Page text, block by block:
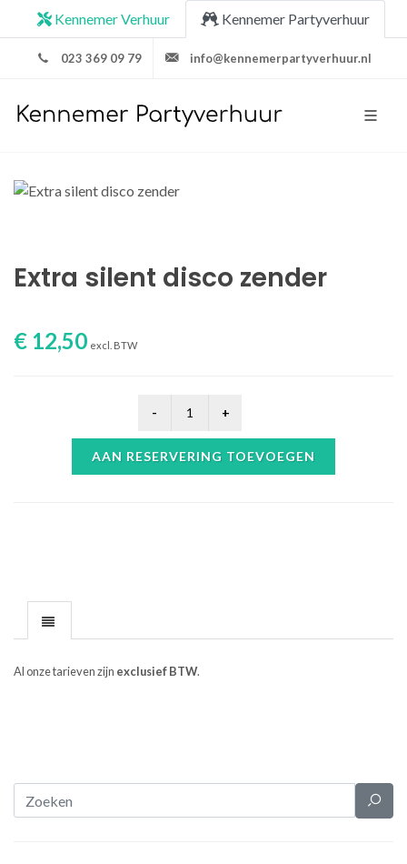
Kennemer Verhuur Kennemer Partyverhuur
023 369 09 79 info@kennemerpartyverhuur.nl
Extra silent disco zender
€ 12,50 excl. BTW
AAN RESERVERING TOEVOEGEN
Al onze tarieven zijn exclusief BTW.